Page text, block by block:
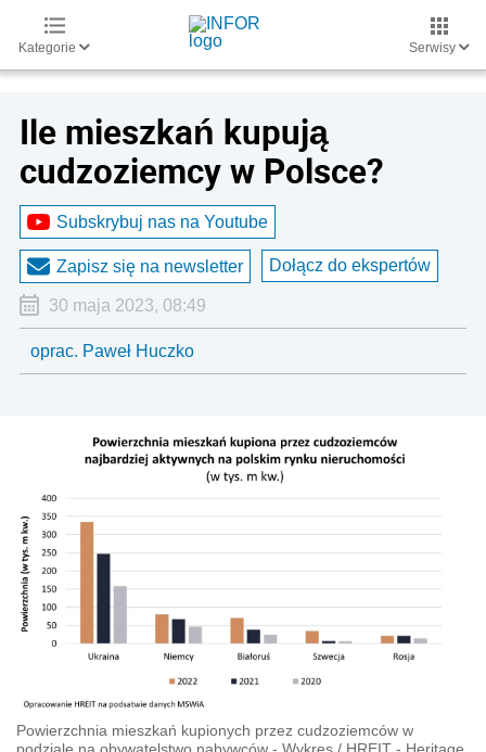
Kategorie Serwisy
Ile mieszkań kupują
cudzoziemcy w Polsce?
Subskrybuj nas na Youtube
Zapisz się na newsletter Dołącz do ekspertów
30 maja 2023, 08:49
oprac. Paweł Huczko
Powierzchnia mieszkań kupionych przez cudzoziemców w
podziale na obywatelstwo nabywców - Wykres / HREIT - Heritage